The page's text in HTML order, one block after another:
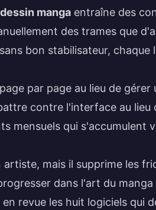
manga entraîne des
des trames que
bon stabilisateur, chaque
par page au lieu de
contre l'interface au lieu
mensuels qui s'accumulent
mais il supprime les
dans l'art du
revue les huit logiciels qui